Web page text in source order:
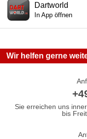
Dartworld
In App öffnen
Wir helfen gerne
Sie erreichen uns
bis